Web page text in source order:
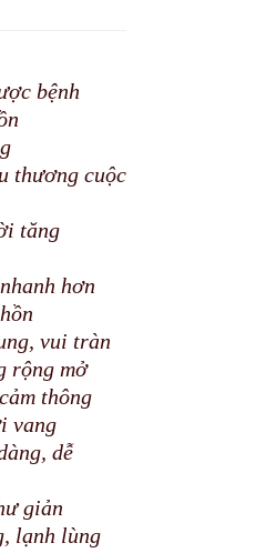
bệnh
thương cuộc
tăng
hơn
vui tràn
rộng mở
thông
vang
dễ
giản
lạnh lùng